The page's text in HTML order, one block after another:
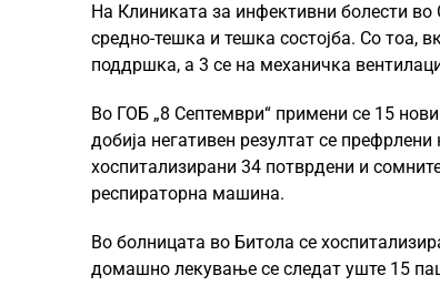
На Клиниката за инфективни болести во
средно-тешка и тешка состојба. Со тоа,
поддршка, а 3 се на механичка
Во ГОБ „8 Септември“ примени се 15
добија негативен резултат се
хоспитализирани 34 потврдени и
респираторна машина.
Во болницата во Битола се
домашно лекување се следат уште 15